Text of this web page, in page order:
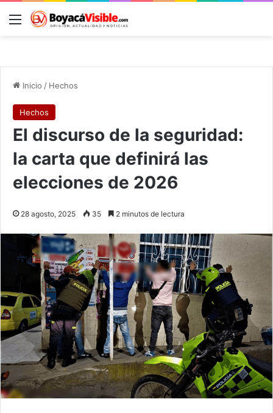
Menú
Inicio / Hechos
Hechos
El discurso de la seguridad:
la carta que definirá las
elecciones de 2026
28 agosto, 2025 35 2 minutos de lectura